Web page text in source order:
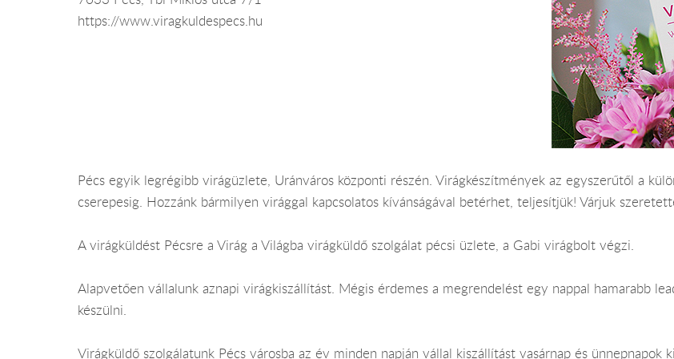
https://www.viragkuldespecs.hu
Pécs egyik legrégibb virágüzlete, Uránváros központi részén. Virágkészítmények az egyszerűtől a
cserepesig. Hozzánk bármilyen virággal kapcsolatos kívánságával betérhet, teljesítjük! Várjuk
A virágküldést Pécsre a Virág a Világba virágküldő szolgálat pécsi üzlete, a Gabi virágbolt végzi.
Alapvetően vállalunk aznapi virágkiszállítást. Mégis érdemes a megrendelést egy nappal hamarabb
készülni.
Virágküldő szolgálatunk Pécs városba az év minden napján vállal kiszállítást vasárnap és ünnepnapok